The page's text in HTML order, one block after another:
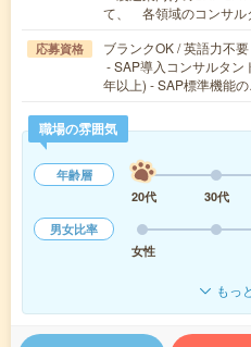
て、 各領域のコンサル
応募資格
ブランクOK / 英語力不要
- SAP導入コンサルタン
年以上) - SAP標準機能
職場の雰囲気
年齢層
20代
30代
男女比率
女性
もっ